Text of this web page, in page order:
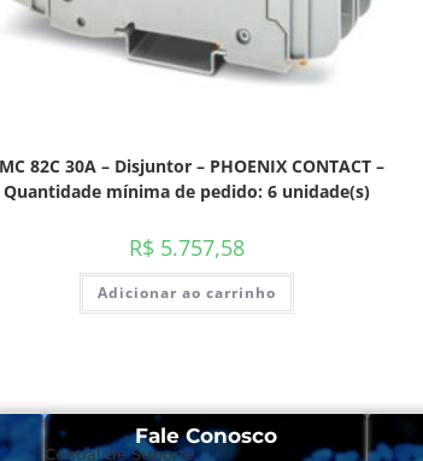
82C 30A – Disjuntor – PHOENIX CONTACT –
Quantidade mínima de pedido: 6 unidade(s)
R$ 5.757,58
Adicionar ao carrinho
Fale Conosco
Central de Suporte